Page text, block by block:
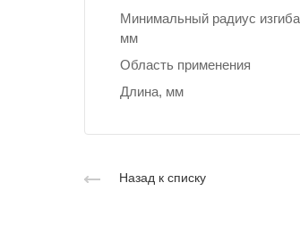
Минимальный радиус
мм
Область применения
Длина, мм
Назад к списку